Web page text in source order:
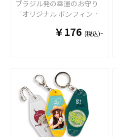
が可能で、形状やサイズも
自由自在です。同人活動で
ラクターや作品のイラスト
ょう。 カプセルトイ用のグ
ッズとして小さめサイズの
アクリルスタンドも多くの
ご依頼をいただいておりま
す。また、アクリルは耐久
性にも優れていますので、
ブラジル発の幸運のお守り
「オリジナル ボンフィンキ
ップ）」を、お客様のオリ
をご用意。お守りとしては
もちろん、ファッションの
ワンポイントにもなるアイ
テムですので、スポーツチ
ームの応援グッズ以外に
も、アニメグッズやアーテ
￥176 (税込)~